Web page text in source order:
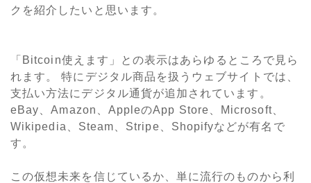
クを紹介したいと思います。
「Bitcoin使えます」との表示はあらゆるところで見ら
れます。 特にデジタル商品を扱うウェブサイトでは、
支払い方法にデジタル通貨が追加されています。
eBay、Amazon、AppleのApp Store、Microsoft、
Wikipedia、Steam、Stripe、Shopifyなどが有名で
す。
この仮想未来を信じているか、単に流行のものから利